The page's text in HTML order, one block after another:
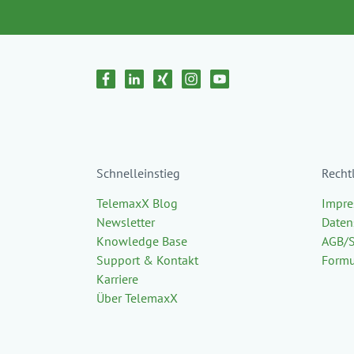
Schnelleinstieg
TelemaxX Blog
Newsletter
Knowledge Base
Support & Kontakt
Karriere
Über TelemaxX
AGB/